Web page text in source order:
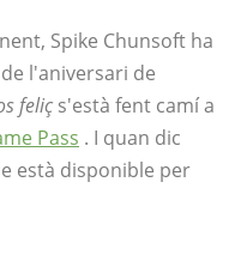
Spike Chunsoft ha
l'aniversari de
feliç s'està fent camí a
Pass . I quan dic
està disponible per